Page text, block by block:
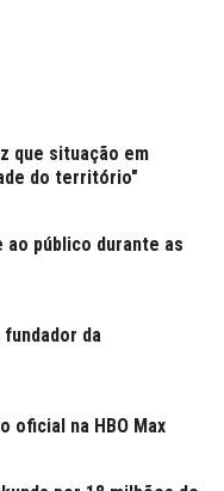
que situação em
do território"
ao público durante as
da
oficial na HBO Max